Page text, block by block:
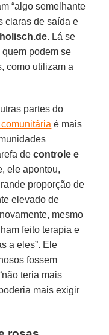
“algo semelhante
claras de saída e
. Lá se
quem podem se
como utilizam a
partes do
é mais
decontrole e
ele apontou,
proporção de
elevado de
novamente, mesmo
feito terapia e
a eles”. Ele
fossem
teria mais
mais exigir